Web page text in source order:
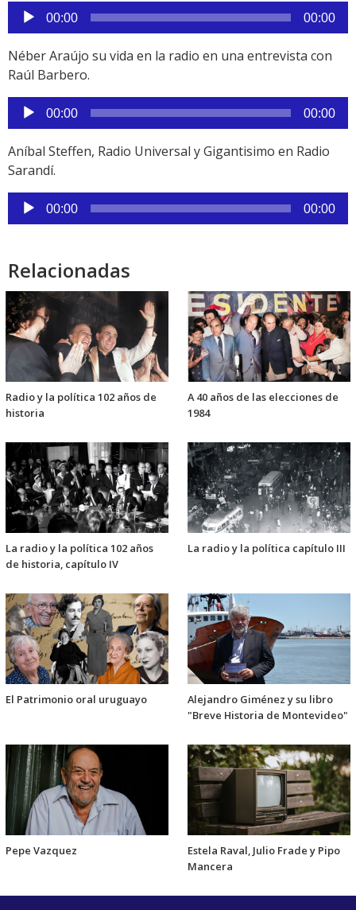
Reproductor
de
audio
00:00 00:00
Néber Araújo su vida en la radio en una entrevista con
Raúl Barbero.
Reproductor
de
audio
00:00 00:00
Aníbal Steffen, Radio Universal y Gigantisimo en Radio
Sarandí.
Reproductor
de
00:00 00:00
Relacionadas
Radio y la política 102 años de
historia
A 40 años de las elecciones de
1984
La radio y la política 102 años
de historia, capítulo IV
La radio y la política capítulo III
El Patrimonio oral uruguayo
Alejandro Giménez y su libro
"Breve Historia de Montevideo"
Pepe Vazquez
Estela Raval, Julio Frade y Pipo
Mancera